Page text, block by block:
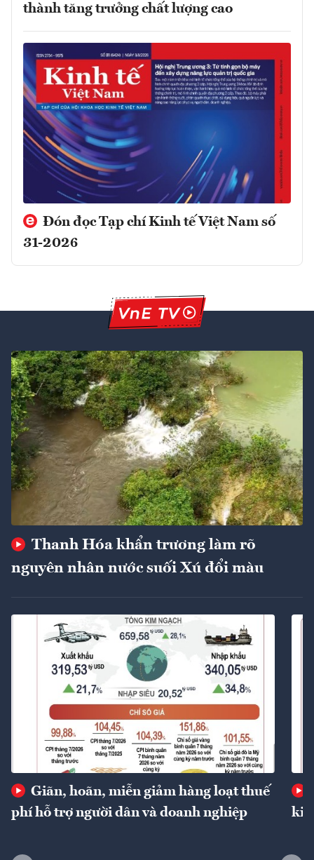
thành tăng trưởng chất lượng cao
Đón đọc Tạp chí Kinh tế Việt Nam số
31-2026
Thanh Hóa khẩn trương làm rõ
nguyên nhân nước suối Xú đổi màu
Giãn, hoãn, miễn giảm hàng loạt thuế
phí hỗ trợ người dân và doanh nghiệp